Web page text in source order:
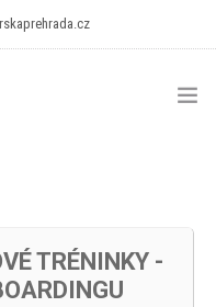
TRÉNINKY -